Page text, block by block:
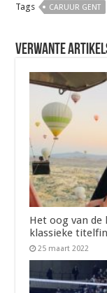
Tags CARUUR GENT
Verwante
Het oog van de
klassieke
25 maart 2022